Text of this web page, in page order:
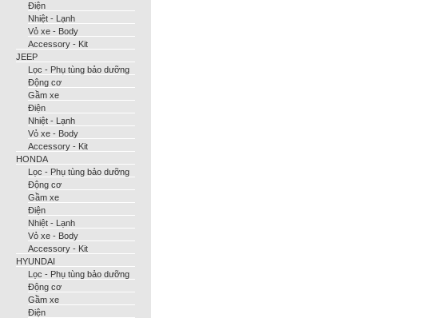
Điện
Nhiệt - Lạnh
Vỏ xe - Body
Accessory - Kit
JEEP
Lọc - Phụ tùng bảo dưỡng
Động cơ
Gầm xe
Điện
Nhiệt - Lạnh
Vỏ xe - Body
Accessory - Kit
HONDA
Lọc - Phụ tùng bảo dưỡng
Động cơ
Gầm xe
Điện
Nhiệt - Lạnh
Vỏ xe - Body
Accessory - Kit
HYUNDAI
Lọc - Phụ tùng bảo dưỡng
Động cơ
Gầm xe
Điện